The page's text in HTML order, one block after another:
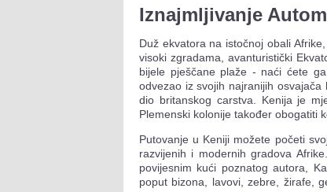
Iznajmljivanje
Duž ekvatora na istočnoj obali
visoki zgradama, avanturistički
bijele pješčane plaže - naći ćete
odvezao iz svojih najranijih
dio britanskog carstva. Kenija je
Plemenski kolonije također obogatiti
Putovanje u Keniji možete početi
razvijenih i modernih gradova
povijesnim kući poznatog autora,
poput bizona, lavovi, zebre, žirafe,